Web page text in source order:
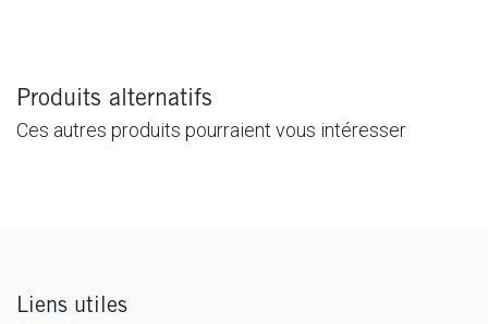
Produits alternatifs
Ces autres produits pourraient vous intéresser
Liens utiles